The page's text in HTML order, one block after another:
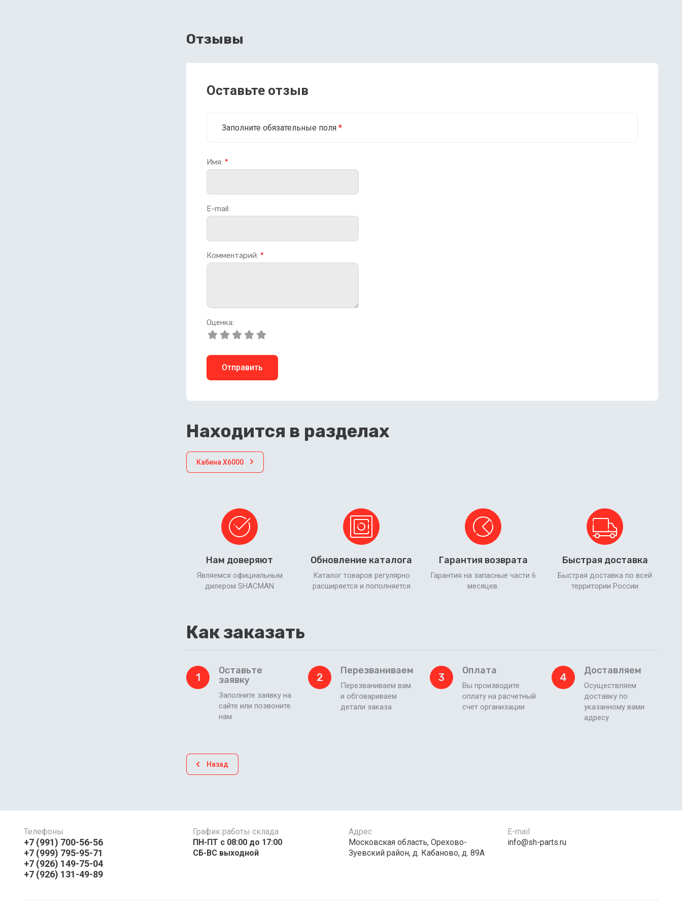
Отзывы
Оставьте отзыв
Заполните обязательные поля *
Имя: *
E-mail:
Комментарий: *
Оценка:
Отправить
Находится в разделах
Кабина X6000
Нам доверяют
Являемся официальным
дилером SHACMAN
Обновление каталога
Каталог товаров регулярно
расширяется и пополняется
Гарантия возврата
Гарантия на запасные части 6
месяцев.
Быстрая доставка
Быстрая доставка по всей
территории России
Как заказать
1
Оставьте
заявку
Заполните заявку на
сайте или позвоните
нам
2
Перезваниваем
Перезваниваем вам
и обговариваем
детали заказа
3
Оплата
Вы производите
оплату на расчетный
счет организации
4
Доставляем
Осуществляем
доставку по
указанному вами
адресу
Назад
Телефоны
+7 (991) 700-56-56
+7 (999) 795-95-71
+7 (926) 149-75-04
+7 (926) 131-49-89
График работы склада
ПН-ПТ с 08:00 до 17:00 ​​​​​​
СБ-ВС выходной
Адрес
Московская область, Орехово-
Зуевский район, д. Кабаново, д. 89А
E-mail
info@sh-parts.ru